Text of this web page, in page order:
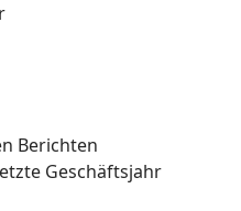
Berichten
Geschäftsjahr